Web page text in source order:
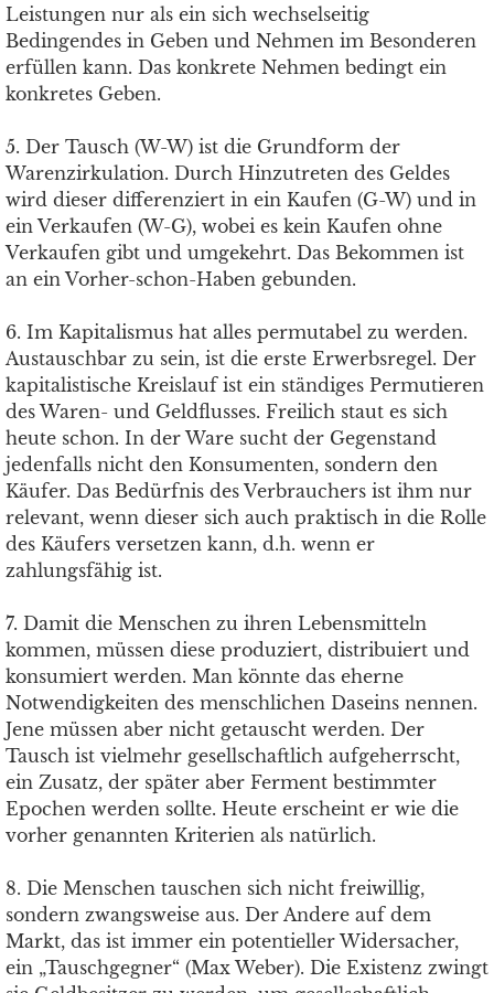
Leistungen nur als ein sich wechselseitig
Bedingendes in Geben und Nehmen im Besonderen
erfüllen kann. Das konkrete Nehmen bedingt ein
konkretes Geben.
5. Der Tausch (W-W) ist die Grundform der
Warenzirkulation. Durch Hinzutreten des Geldes
wird dieser differenziert in ein Kaufen (G-W) und in
ein Verkaufen (W-G), wobei es kein Kaufen ohne
Verkaufen gibt und umgekehrt. Das Bekommen ist
an ein Vorher-schon-Haben gebunden.
6. Im Kapitalismus hat alles permutabel zu werden.
Austauschbar zu sein, ist die erste Erwerbsregel. Der
kapitalistische Kreislauf ist ein ständiges Permutieren
des Waren- und Geldflusses. Freilich staut es sich
heute schon. In der Ware sucht der Gegenstand
jedenfalls nicht den Konsumenten, sondern den
Käufer. Das Bedürfnis des Verbrauchers ist ihm nur
relevant, wenn dieser sich auch praktisch in die Rolle
des Käufers versetzen kann, d.h. wenn er
zahlungsfähig ist.
7. Damit die Menschen zu ihren Lebensmitteln
kommen, müssen diese produziert, distribuiert und
konsumiert werden. Man könnte das eherne
Notwendigkeiten des menschlichen Daseins nennen.
Jene müssen aber nicht getauscht werden. Der
Tausch ist vielmehr gesellschaftlich aufgeherrscht,
ein Zusatz, der später aber Ferment bestimmter
Epochen werden sollte. Heute erscheint er wie die
vorher genannten Kriterien als natürlich.
8. Die Menschen tauschen sich nicht freiwillig,
sondern zwangsweise aus. Der Andere auf dem
Markt, das ist immer ein potentieller Widersacher,
ein „Tauschgegner“ (Max Weber). Die Existenz zwingt